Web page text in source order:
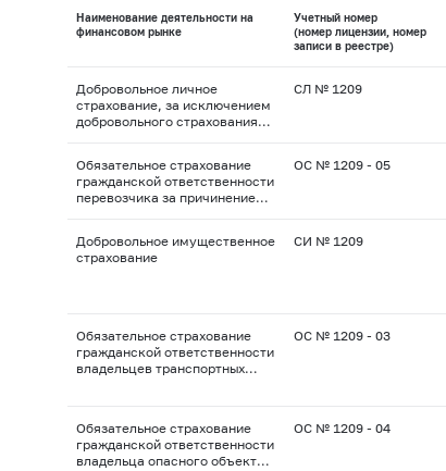
Наименование деятельности на
финансовом рынке
Учетный номер
(номер лицензии, номер
записи в реестре)
Добровольное личное
страхование, за исключением
добровольного страхования
СЛ № 1209
Обязательное страхование
гражданской ответственности
перевозчика за причинение
ОС № 1209 - 05
Добровольное имущественное
страхование
СИ № 1209
Обязательное страхование
гражданской ответственности
владельцев транспортных
ОС № 1209 - 03
Обязательное страхование
гражданской ответственности
владельца опасного объекта
ОС № 1209 - 04